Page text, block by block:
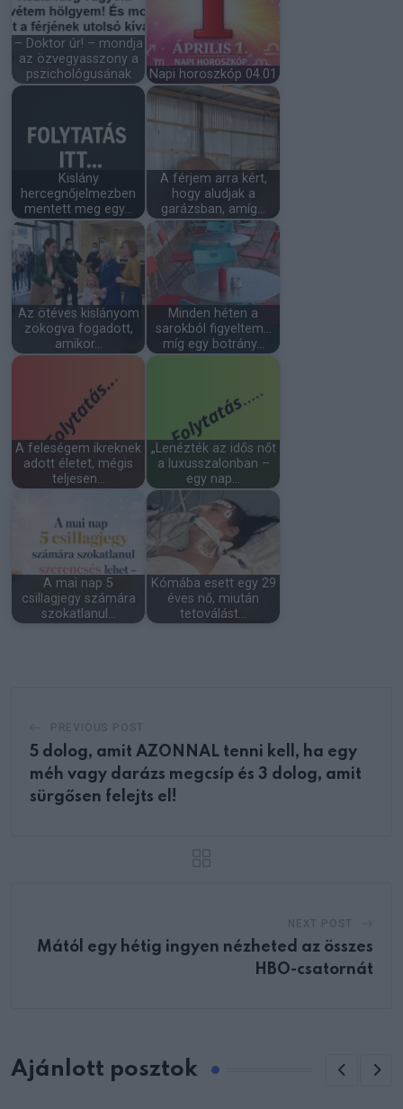
– Doktor úr! – mondja
az özvegyasszony a
pszichológusának
Napi horoszkóp 04.01
Kislány
hercegnőjelmezben
mentett meg egy…
A férjem arra kért,
hogy aludjak a
garázsban, amíg…
Az ötéves kislányom
zokogva fogadott,
amikor…
Minden héten a
sarokból figyeltem…
míg egy botrány…
A feleségem ikreknek
adott életet, mégis
teljesen…
„Lenézték az idős nőt
a luxusszalonban –
egy nap…
A mai nap 5
csillagjegy számára
szokatlanul…
Kómába esett egy 29
éves nő, miután
tetoválást…
5 dolog, amit AZONNAL tenni kell, ha egy
méh vagy darázs megcsíp és 3 dolog, amit
sürgősen felejts el!
Mától egy hétig ingyen nézheted az összes
HBO-csatornát
Ajánlott posztok